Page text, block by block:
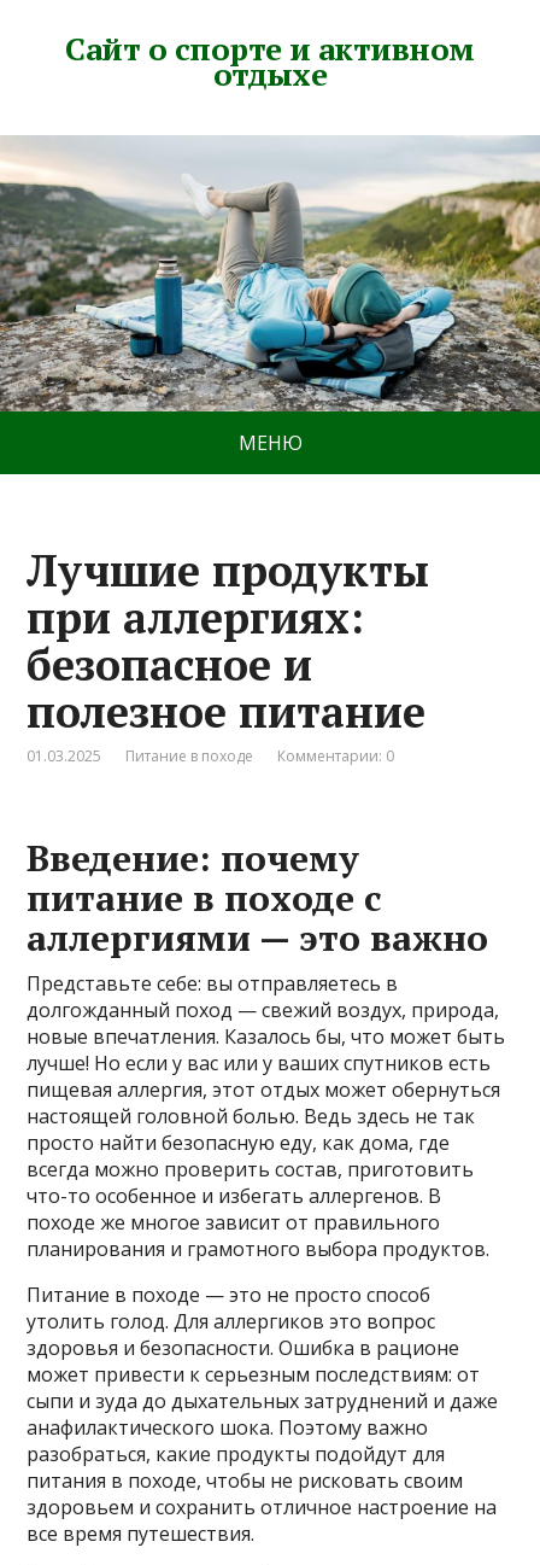
Сайт о спорте и активном
отдыхе
МЕНЮ
Лучшие продукты
при аллергиях:
безопасное и
полезное питание
01.03.2025 Питание в походе Комментарии: 0
Введение: почему
питание в походе с
аллергиями — это важно
Представьте себе: вы отправляетесь в
долгожданный поход — свежий воздух, природа,
новые впечатления. Казалось бы, что может быть
лучше! Но если у вас или у ваших спутников есть
пищевая аллергия, этот отдых может обернуться
настоящей головной болью. Ведь здесь не так
просто найти безопасную еду, как дома, где
всегда можно проверить состав, приготовить
что-то особенное и избегать аллергенов. В
походе же многое зависит от правильного
планирования и грамотного выбора продуктов.
Питание в походе — это не просто способ
утолить голод. Для аллергиков это вопрос
здоровья и безопасности. Ошибка в рационе
может привести к серьезным последствиям: от
сыпи и зуда до дыхательных затруднений и даже
анафилактического шока. Поэтому важно
разобраться, какие продукты подойдут для
питания в походе, чтобы не рисковать своим
здоровьем и сохранить отличное настроение на
все время путешествия.